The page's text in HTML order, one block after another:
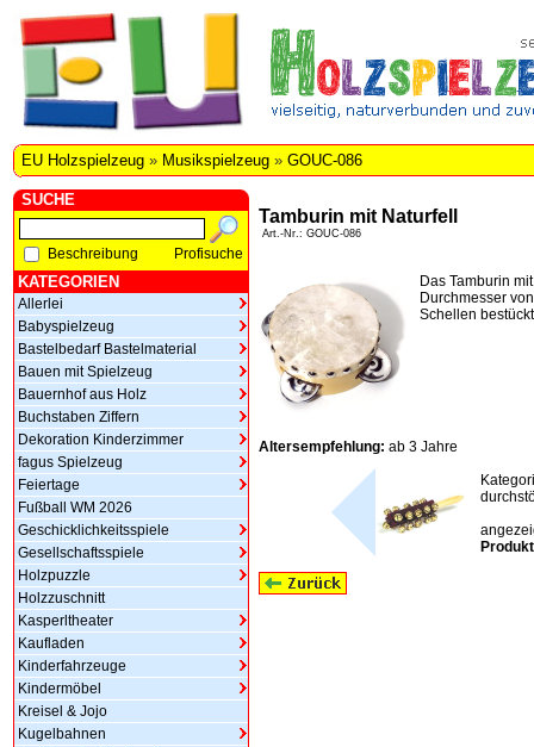
EU Holzspielzeug » Musikspielzeug » GOUC-086
SUCHE
Beschreibung Profisuche
KATEGORIEN
Allerlei
Babyspielzeug
Bastelbedarf Bastelmaterial
Bauen mit Spielzeug
Bauernhof aus Holz
Buchstaben Ziffern
Dekoration Kinderzimmer
fagus Spielzeug
Feiertage
Fußball WM 2026
Geschicklichkeitsspiele
Gesellschaftsspiele
Holzpuzzle
Holzzuschnitt
Kasperltheater
Kaufladen
Kinderfahrzeuge
Kindermöbel
Kreisel & Jojo
Kugelbahnen
Tamburin mit Naturfell
Art.-Nr.: GOUC-086
Das Tamburin
Durchmesser
Schellen
Altersempfehlung: ab 3 Jahre